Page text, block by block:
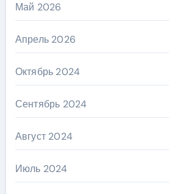
Май 2026
Апрель 2026
Октябрь 2024
Сентябрь 2024
Август 2024
Июль 2024